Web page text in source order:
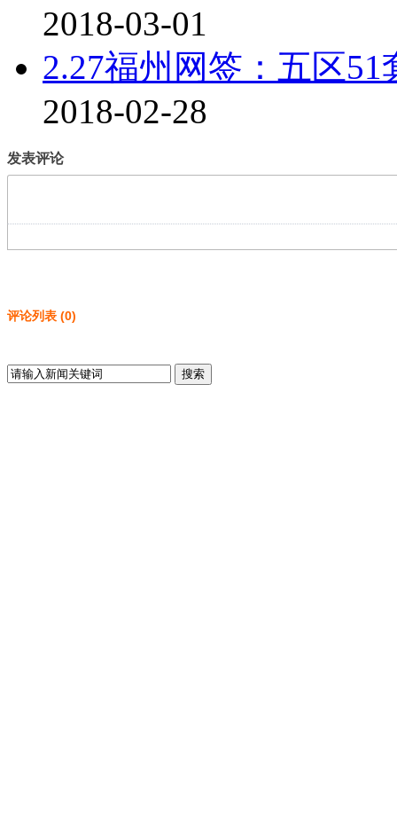
2018-03-01
2.27福州网签：五区
2018-02-28
发表评论
评论列表 (0)